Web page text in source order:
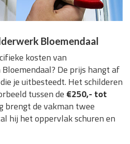
Bloemendaal
kosten van
De prijs hangt af
je uitbesteedt. Het schilderen
tussen de €250,- tot
brengt de vakman twee
hij het oppervlak schuren en